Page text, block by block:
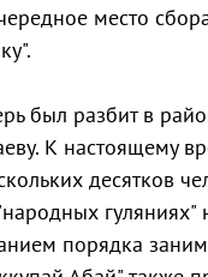
место
был разбит в
К настоящему
десятков
гуляниях"
порядка